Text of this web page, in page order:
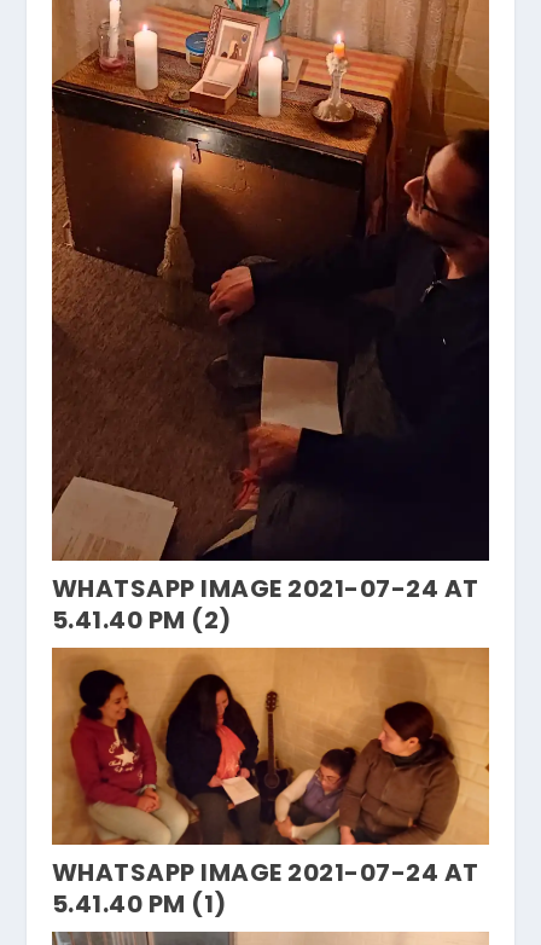
WHATSAPP IMAGE 2021-07-24 AT
5.41.40 PM (2)
WHATSAPP IMAGE 2021-07-24 AT
5.41.40 PM (1)